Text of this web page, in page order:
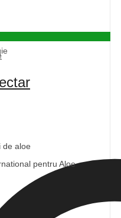
de aloe
pentru Aloe